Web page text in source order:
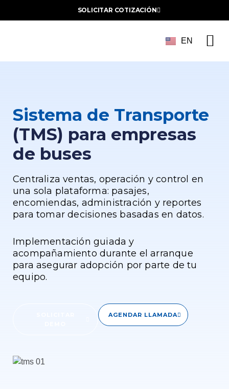
SOLICITAR COTIZACIÓN
EN
Sistema de Transporte
(TMS) para empresas
de buses
Centraliza ventas, operación y control en
una sola plataforma: pasajes,
encomiendas, administración y reportes
para tomar decisiones basadas en datos.
Implementación guiada y
acompañamiento durante el arranque
para asegurar adopción por parte de tu
equipo.
AGENDAR LLAMADA